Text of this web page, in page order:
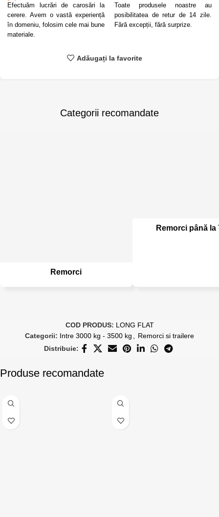
Efectuăm lucrări de carosări la
cerere. Avem o vastă experiență
în domeniu, folosim cele mai bune
materiale.
Toate produsele noastre au
posibilitatea de retur de 14 zile.
Fără excepții, fără surprize.
Adăugați la favorite
Categorii recomandate
Remorci
Remorci până la
COD PRODUS: LONG FLAT
Categorii: Intre 3000 kg - 3500 kg
Remorci si trailere
Distribuie:
Produse recomandate